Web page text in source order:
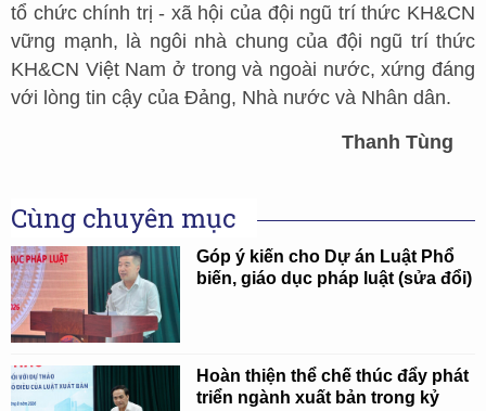
tổ chức chính trị - xã hội của đội ngũ trí thức KH&CN
vững mạnh, là ngôi nhà chung của đội ngũ trí thức
KH&CN Việt Nam ở trong và ngoài nước, xứng đáng
với lòng tin cậy của Đảng, Nhà nước và Nhân dân.
Thanh Tùng
Cùng chuyên mục
Góp ý kiến cho Dự án Luật Phổ
biến, giáo dục pháp luật (sửa đổi)
Hoàn thiện thể chế thúc đẩy phát
triển ngành xuất bản trong kỷ